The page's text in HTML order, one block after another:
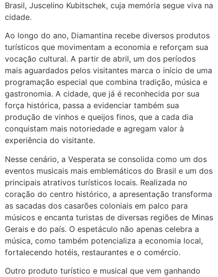
Brasil, Juscelino Kubitschek, cuja memória segue viva na
cidade.
Ao longo do ano, Diamantina recebe diversos produtos
turísticos que movimentam a economia e reforçam sua
vocação cultural. A partir de abril, um dos períodos
mais aguardados pelos visitantes marca o início de uma
programação especial que combina tradição, música e
gastronomia. A cidade, que já é reconhecida por sua
força histórica, passa a evidenciar também sua
produção de vinhos e queijos finos, que a cada dia
conquistam mais notoriedade e agregam valor à
experiência do visitante.
Nesse cenário, a Vesperata se consolida como um dos
eventos musicais mais emblemáticos do Brasil e um dos
principais atrativos turísticos locais. Realizada no
coração do centro histórico, a apresentação transforma
as sacadas dos casarões coloniais em palco para
músicos e encanta turistas de diversas regiões de Minas
Gerais e do país. O espetáculo não apenas celebra a
música, como também potencializa a economia local,
fortalecendo hotéis, restaurantes e o comércio.
Outro produto turístico e musical que vem ganhando